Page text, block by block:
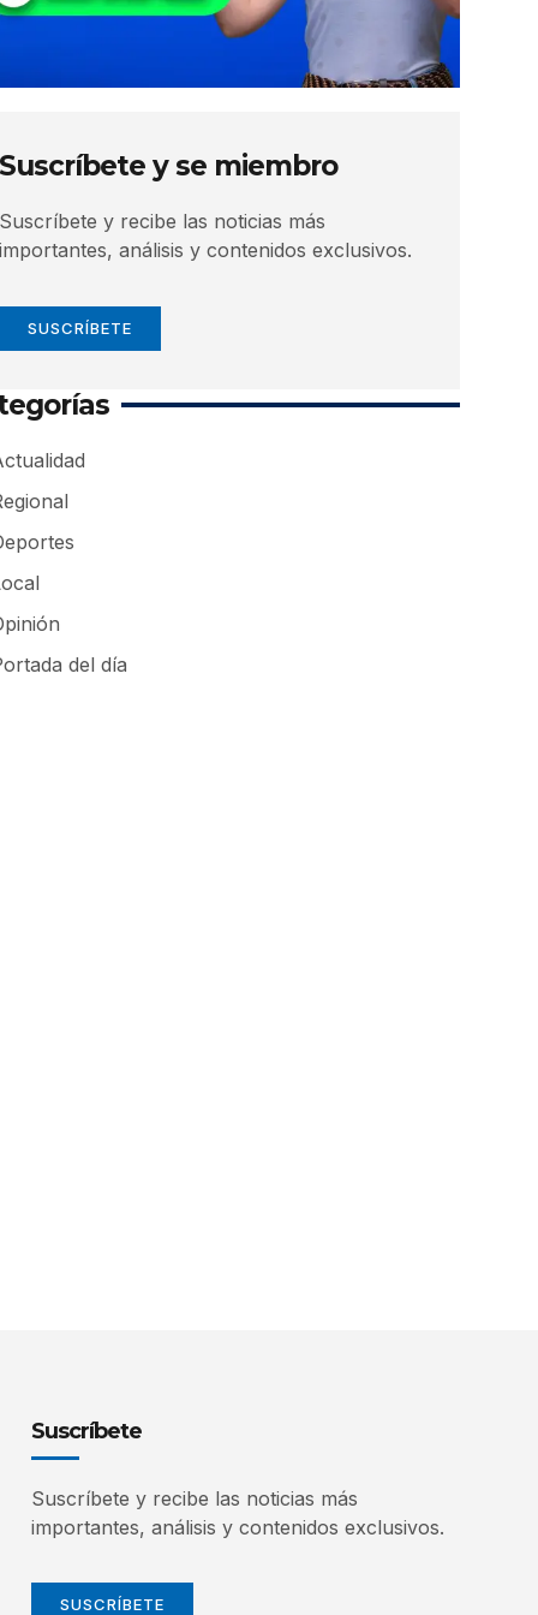
Suscríbete y se miembro
Suscríbete y recibe las noticias más
importantes, análisis y contenidos exclusivos.
SUSCRÍBETE
del día
Suscríbete
Suscríbete y recibe las noticias más
importantes, análisis y contenidos exclusivos.
SUSCRÍBETE